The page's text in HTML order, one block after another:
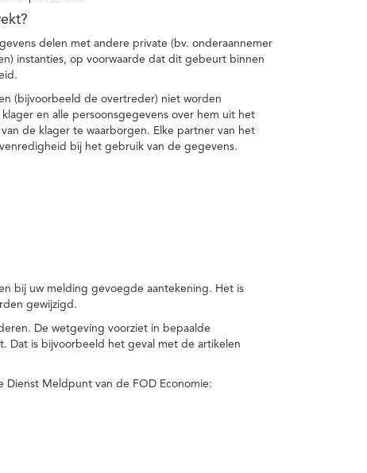
delen met andere private (bv. onderaannemer
instanties, op voorwaarde dat dit gebeurt binnen
(bijvoorbeeld de overtreder) niet worden
en alle persoonsgegevens over hem uit het
de klager te waarborgen. Elke partner van het
bij het gebruik van de gegevens.
bij uw melding gevoegde aantekening. Het is
gewijzigd.
De wetgeving voorziet in bepaalde
Dat is bijvoorbeeld het geval met de artikelen
Meldpunt van de FOD Economie: